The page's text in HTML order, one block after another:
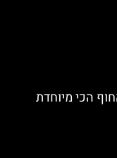
הכי מיוחדת